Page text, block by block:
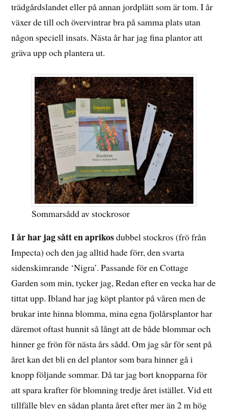
trädgårdslandet eller på annan jordplätt som är tom. I år
växer de till och övervintrar bra på samma plats utan
någon speciell insats. Nästa år har jag fina plantor att
gräva upp och plantera ut.
Sommarsådd av stockrosor
I år har jag sått en aprikosdubbel stockros (frö från
Impecta) och den jag alltid hade förr, den svarta
sidenskimrande ‘Nigra’. Passande för en Cottage
Garden som min, tycker jag, Redan efter en vecka har de
tittat upp. Ibland har jag köpt plantor på våren men de
brukar inte hinna blomma, mina egna fjolårsplantor har
däremot oftast hunnit så långt att de både blommar och
hinner ge frön för nästa års sådd. Om jag sår för sent på
året kan det bli en del plantor som bara hinner gå i
knopp följande sommar. Då tar jag bort knopparna för
att spara krafter för blomning tredje året istället. Vid ett
tillfälle blev en sådan planta året efter mer än 2 m hög